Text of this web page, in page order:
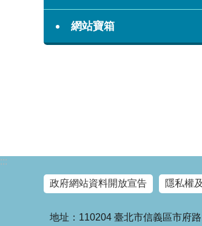
網站寶箱
:::
政府網站資料開放宣告 隱私權
地址：110204 臺北市信義區市府